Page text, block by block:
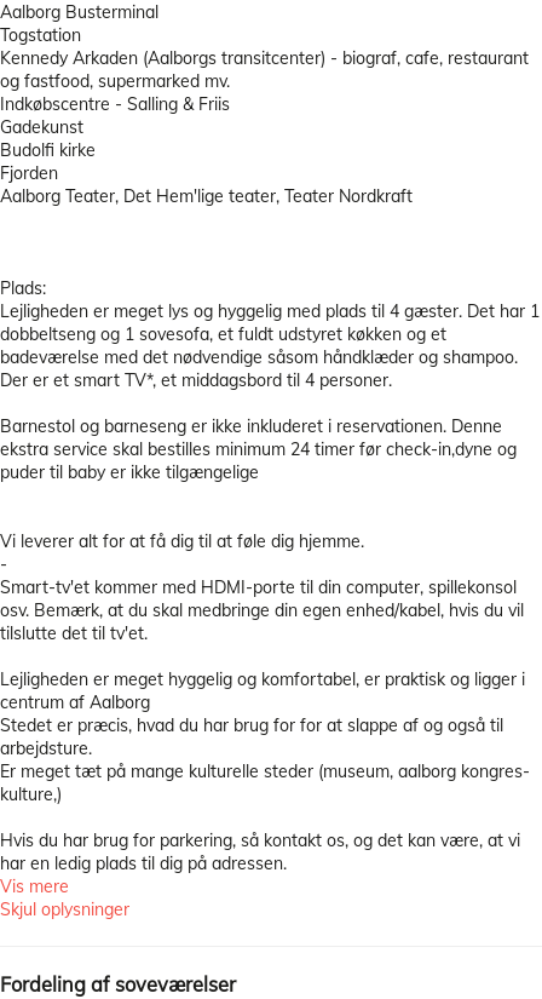
Aalborg Busterminal
Togstation
Kennedy Arkaden (Aalborgs transitcenter) - biograf, cafe, restaurant
og fastfood, supermarked mv.
Indkøbscentre - Salling & Friis
Gadekunst
Budolfi kirke
Fjorden
Aalborg Teater, Det Hem'lige teater, Teater Nordkraft
Plads:
Lejligheden er meget lys og hyggelig med plads til 4 gæster. Det har 1
dobbeltseng og 1 sovesofa, et fuldt udstyret køkken og et
badeværelse med det nødvendige såsom håndklæder og shampoo.
Der er et smart TV*, et middagsbord til 4 personer.
Barnestol og barneseng er ikke inkluderet i reservationen. Denne
ekstra service skal bestilles minimum 24 timer før check-in,dyne og
puder til baby er ikke tilgængelige
Vi leverer alt for at få dig til at føle dig hjemme.
-
Smart-tv'et kommer med HDMI-porte til din computer, spillekonsol
osv. Bemærk, at du skal medbringe din egen enhed/kabel, hvis du vil
tilslutte det til tv'et.
Lejligheden er meget hyggelig og komfortabel, er praktisk og ligger i
centrum af Aalborg
Stedet er præcis, hvad du har brug for for at slappe af og også til
arbejdsture.
Er meget tæt på mange kulturelle steder (museum, aalborg kongres-
kulture,)
Hvis du har brug for parkering, så kontakt os, og det kan være, at vi
har en ledig plads til dig på adressen.
Vis mere
Skjul oplysninger
Fordeling af soveværelser